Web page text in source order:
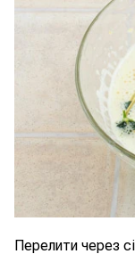
Перелити через